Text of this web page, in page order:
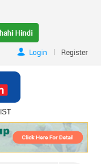
Hindi
Login
| Register